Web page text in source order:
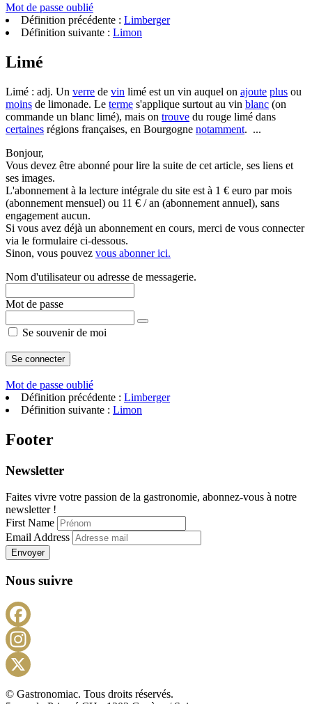
Mot de passe oublié
Définition précédente : Limberger
Définition suivante : Limon
Limé
Limé : adj. Un verre de vin limé est un vin auquel on ajoute plus ou
moins de limonade. Le terme s'applique surtout au vin blanc (on
commande un blanc limé), mais on trouve du rouge limé dans
certaines régions françaises, en Bourgogne notamment. ...
Bonjour,
Vous devez être abonné pour lire la suite de cet article, ses liens et
ses images.
L'abonnement à la lecture intégrale du site est à 1 € euro par mois
(abonnement mensuel) ou 11 € / an (abonnement annuel), sans
engagement aucun.
Si vous avez déjà un abonnement en cours, merci de vous connecter
via le formulaire ci-dessous.
Sinon, vous pouvez vous abonner ici.
Nom d'utilisateur ou adresse de messagerie.
Mot de passe
Se souvenir de moi
Mot de passe oublié
Définition précédente : Limberger
Définition suivante : Limon
Footer
Newsletter
Faites vivre votre passion de la gastronomie, abonnez-vous à notre
newsletter !
First Name
Email Address
Envoyer
Nous suivre
X
© Gastronomiac. Tous droits réservés.